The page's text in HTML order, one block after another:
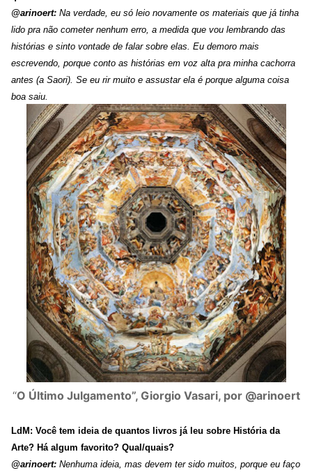
@arinoert: Na verdade, eu só leio novamente os materiais que já tinha
lido pra não cometer nenhum erro, a medida que vou lembrando das
histórias e sinto vontade de falar sobre elas. Eu demoro mais
escrevendo, porque conto as histórias em voz alta pra minha cachorra
antes (a Saori). Se eu rir muito e assustar ela é porque alguma coisa
boa saiu.
“O Último Julgamento”, Giorgio Vasari, por @arinoert
LdM: Você tem ideia de quantos livros já leu sobre História da
Arte? Há algum favorito? Qual/quais?
@arinoert: Nenhuma ideia, mas devem ter sido muitos, porque eu faço